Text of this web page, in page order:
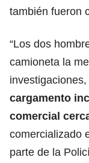
también fueron
“Los dos
camioneta la
investigaciones,
cargamento
comercial
comercializado
parte de la